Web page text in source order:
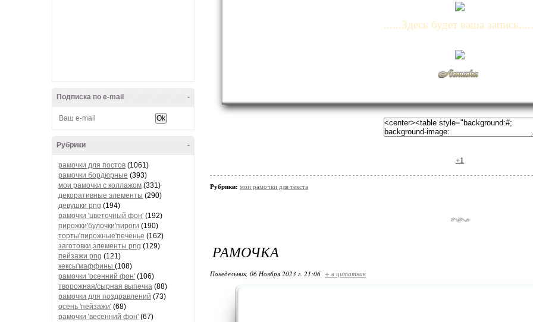
-
Подписка по e-mail
-
Рубрики
рамочки для постов (1061)
рамочки бордюрные (393)
мои рамочки с коллажом (331)
декоративные элементы (290)
девушки png (194)
рамочки 'цветочный фон' (192)
пирожки'булочки'пироги (190)
торты'пирожные'печенье (162)
заготовки,элементы png (129)
пейзажи png (121)
кексы'маффины (108)
рамочки 'осенний фон' (106)
творожная/сырная выпечка (88)
рамочки для поздравлений (73)
осень 'пейзажи' (68)
рамочки 'весенний фон' (67)
......Здесь будет ваша
+1
Рубрики: мои рамочки для текста
РАМОЧКА
Понедельник, 06 Ноября 2023 г. 21:06 + в цитатник